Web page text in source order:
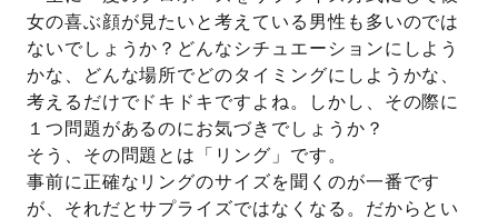
女の喜ぶ顔が見たいと考えている男性も多いのでは
ないでしょうか？どんなシチュエーションにしよう
かな、どんな場所でどのタイミングにしようかな、
考えるだけでドキドキですよね。しかし、その際に
１つ問題があるのにお気づきでしょうか？
そう、その問題とは「リング」です。
事前に正確なリングのサイズを聞くのが一番です
が、それだとサプライズではなくなる。だからとい
パーフェクトプロポーズリング
プロポーズシチュエーション診断
婚約指輪マッチング診断
プロポーズプラン検索
プロポーズの方法
タイミング
プレゼント
婚約指輪のご購入と
プロポーズのご相談
I-PRIMO公式サイト